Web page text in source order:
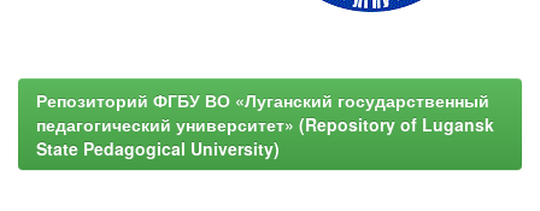
Репозиторий ФГБУ ВО «Луганский государственный
педагогический университет» (Repository of Lugansk
State Pedagogical University)